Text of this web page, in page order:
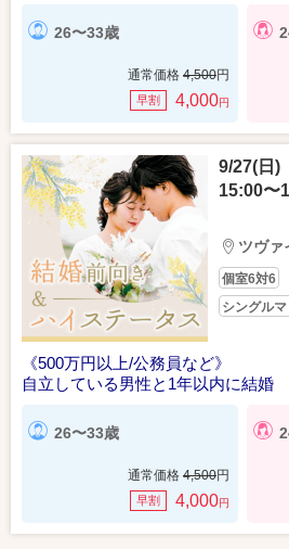
26〜33歳
通常価格 4,500円
早割 4,000円
9/27(日)
15:00〜
ツヴァ
個室6対6
シングル
《500万円以上/公務員など》
自立している男性と1年以内に結婚
26〜33歳
通常価格 4,500円
早割 4,000円